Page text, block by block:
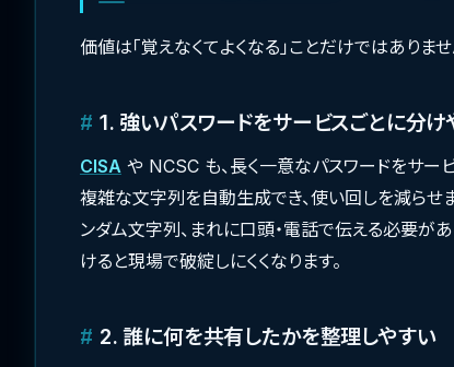
価値は「覚えなくてよくなる」ことだけではありま
1. 強いパスワードをサービスごとに分け
CISA や NCSC も、長く一意なパスワードをサー
複雑な文字列を自動生成でき、使い回しを減らせ
ンダム文字列、まれに口頭・電話で伝える必要
けると現場で破綻しにくくなります。
2. 誰に何を共有したかを整理しやすい